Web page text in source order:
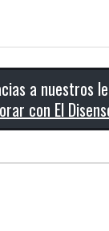
a nuestros
con El